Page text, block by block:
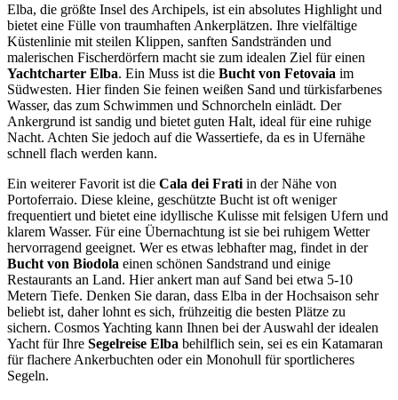
Elba, die größte Insel des Archipels, ist ein absolutes Highlight und
bietet eine Fülle von traumhaften Ankerplätzen. Ihre vielfältige
Küstenlinie mit steilen Klippen, sanften Sandstränden und
malerischen Fischerdörfern macht sie zum idealen Ziel für einen
Yachtcharter Elba. Ein Muss ist die Bucht von Fetovaia im
Südwesten. Hier finden Sie feinen weißen Sand und türkisfarbenes
Wasser, das zum Schwimmen und Schnorcheln einlädt. Der
Ankergrund ist sandig und bietet guten Halt, ideal für eine ruhige
Nacht. Achten Sie jedoch auf die Wassertiefe, da es in Ufernähe
schnell flach werden kann.
Ein weiterer Favorit ist die Cala dei Frati in der Nähe von
Portoferraio. Diese kleine, geschützte Bucht ist oft weniger
frequentiert und bietet eine idyllische Kulisse mit felsigen Ufern und
klarem Wasser. Für eine Übernachtung ist sie bei ruhigem Wetter
hervorragend geeignet. Wer es etwas lebhafter mag, findet in der
Bucht von Biodola einen schönen Sandstrand und einige
Restaurants an Land. Hier ankert man auf Sand bei etwa 5-10
Metern Tiefe. Denken Sie daran, dass Elba in der Hochsaison sehr
beliebt ist, daher lohnt es sich, frühzeitig die besten Plätze zu
sichern. Cosmos Yachting kann Ihnen bei der Auswahl der idealen
Yacht für Ihre Segelreise Elba behilflich sein, sei es ein Katamaran
für flachere Ankerbuchten oder ein Monohull für sportlicheres
Segeln.